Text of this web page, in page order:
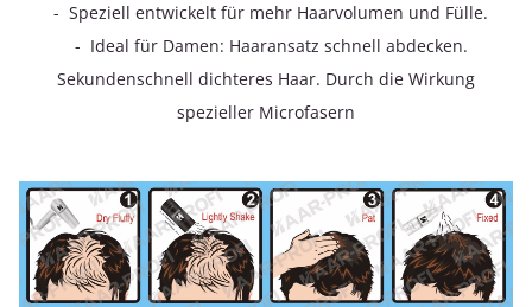
- Speziell entwickelt für mehr Haarvolumen und Fülle.
- Ideal für Damen: Haaransatz schnell abdecken.
Sekundenschnell dichteres Haar. Durch die Wirkung
spezieller Microfasern